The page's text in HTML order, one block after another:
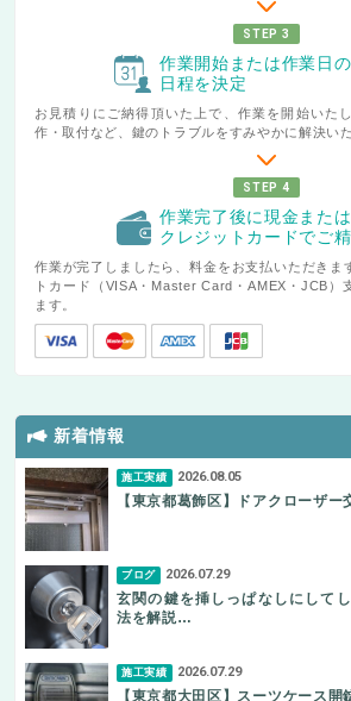
STEP 3
作業開始または作業日の
日程を決定
お見積りにご納得頂いた上で、作業を開始いた
作・取付など、鍵のトラブルをすみやかに解決い
STEP 4
作業完了後に現金または
クレジットカードでご
作業が完了しましたら、料金をお支払いただきま
トカード（VISA・Master Card・AMEX・JCB）
ます。
新着情報
施工実績 2026.08.05
【東京都葛飾区】ドアクローザー
ブログ 2026.07.29
玄関の鍵を挿しっぱなしにして
法を解説…
施工実績 2026.07.29
【東京都大田区】スーツケース開